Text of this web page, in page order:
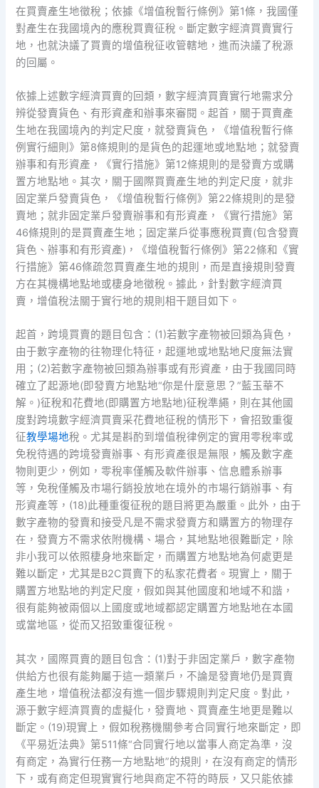
在買賣產生地徵稅；依據《增值稅暫行條例》第1條，我國僅
對產生在我國境內的應稅買賣征稅。斷定數字經濟買賣實行
地，也就決議了買賣的增值稅征收管轄地，進而決議了稅源
的回屬。
依據上述數字經濟買賣的回類，數字經濟買賣實行地需求分
辨從發賣貨色、有形資產和辦事來審閱。起首，關于買賣產
生地在我國境內的判定尺度，就發賣貨色，《增值稅暫行條
例實行細則》第8條規則的是貨色的起運地或地點地；就發賣
辦事和有形資產，《實行措施》第12條規則的是發賣方或購
置方地點地。其次，關于國際買賣產生地的判定尺度，就非
固定業戶發賣貨色，《增值稅暫行條例》第22條規則的是發
賣地；就非固定業戶發賣辦事和有形資產，《實行措施》第
46條規則的是買賣產生地；固定業戶從事應稅買賣(包含發賣
貨色、辦事和有形資產)，《增值稅暫行條例》第22條和《實
行措施》第46條疏忽買賣產生地的規則，而是直接規則發賣
方在其機構地點地或棲身地徵稅。據此，針對數字經濟買
賣，增值稅法關于實行地的規則相干題目如下。
起首，跨境買賣的題目包含：(1)若數字產物被回類為貨色，
由于數字產物的往物理化特征，起運地或地點地尺度無法實
用；(2)若數字產物被回類為辦事或有形資產，由于我國同時
確立了起源地(即發賣方地點地“你是什麼意思？”藍玉華不
解。)征稅和花費地(即購置方地點地)征稅準繩，則在其他國
度對跨境數字經濟買賣采花費地征稅的情形下，會招致重復
征教學場地稅。尤其是斟酌到增值稅律例定的實用零稅率或
免稅待遇的跨境發賣辦事、有形資產很是無限，觸及數字產
物則更少，例如，零稅率僅觸及軟件辦事、信息體系辦事
等，免稅僅觸及市場行銷投放地在境外的市場行銷辦事、有
形資產等，(18)此種重復征稅的題目將更為嚴重。此外，由于
數字產物的發賣和接受凡是不需求發賣方和購置方的物理存
在，發賣方不需求依附機構、場合，其地點地很難斷定，除
非小我可以依照棲身地來斷定，而購置方地點地為何處更是
難以斷定，尤其是B2C買賣下的私家花費者。現實上，關于
購置方地點地的判定尺度，假如與其他國度和地域不和諧，
很有能夠被兩個以上國度或地域都認定購置方地點地在本國
或當地區，從而又招致重復征稅。
其次，國際買賣的題目包含：(1)對于非固定業戶，數字產物
供給方也很有能夠屬于這一類業戶，不論是發賣地仍是買賣
產生地，增值稅法都沒有進一個步驟規則判定尺度。對此，
源于數字經濟買賣的虛擬化，發賣地、買賣產生地更是難以
斷定。(19)現實上，假如稅務機關參考合同實行地來斷定，即
《平易近法典》第511條“合同實行地以當事人商定為準，沒
有商定，為實行任務一方地點地”的規則，在沒有商定的情形
下，或有商定但現實實行地與商定不符的時辰，又只能依據